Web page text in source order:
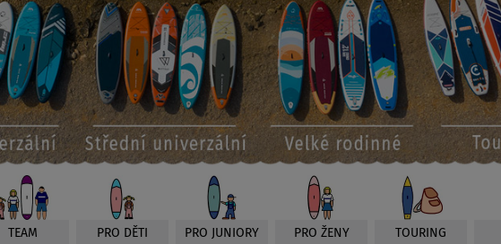
TEAM PRO DĚTI PRO JUNIORY PRO ŽENY TOURING